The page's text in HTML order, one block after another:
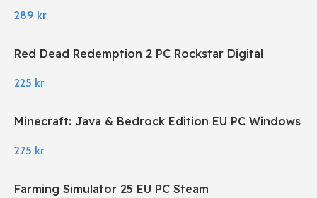
289 kr
Red Dead Redemption 2 PC Rockstar Digital
225 kr
Minecraft: Java & Bedrock Edition EU PC Windows
275 kr
Farming Simulator 25 EU PC Steam